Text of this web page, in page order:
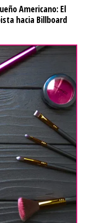
Americano: El
hacia Billboard